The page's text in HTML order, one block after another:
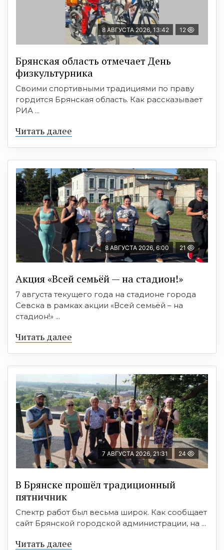
8 АВГУСТА 2026, 13:42 12
Брянская область отмечает День
физкультурника
Своими спортивными традициями по праву
гордится Брянская область. Как рассказывает
РИА ...
Читать далее
8 АВГУСТА 2026, 6:00 21
Акция «Всей семьёй — на стадион!»
7 августа текущего года на стадионе города
Севска в рамках акции «Всей семьёй – на
стадион!» ...
Читать далее
7 АВГУСТА 2026, 21:31 24
В Брянске прошёл традиционный
пятничник
Спектр работ был весьма широк. Как сообщает
сайт Брянской городской администрации, на ...
Читать далее